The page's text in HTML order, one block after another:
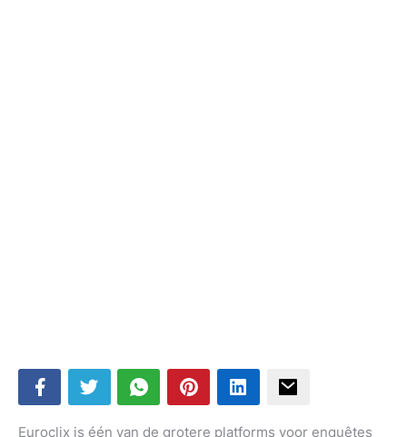
Euroclix is één van de grotere platforms voor enquêtes